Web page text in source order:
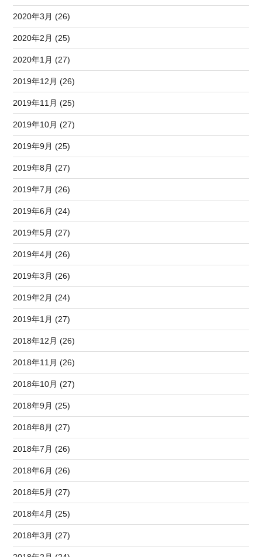
2020年3月 (26)
2020年2月 (25)
2020年1月 (27)
2019年12月 (26)
2019年11月 (25)
2019年10月 (27)
2019年9月 (25)
2019年8月 (27)
2019年7月 (26)
2019年6月 (24)
2019年5月 (27)
2019年4月 (26)
2019年3月 (26)
2019年2月 (24)
2019年1月 (27)
2018年12月 (26)
2018年11月 (26)
2018年10月 (27)
2018年9月 (25)
2018年8月 (27)
2018年7月 (26)
2018年6月 (26)
2018年5月 (27)
2018年4月 (25)
2018年3月 (27)